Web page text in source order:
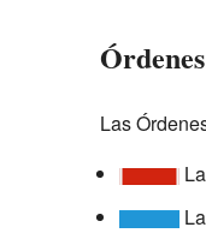
Las
La
La